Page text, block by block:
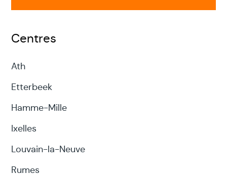
Centres
Ath
Etterbeek
Hamme-Mille
Ixelles
Louvain-la-Neuve
Rumes